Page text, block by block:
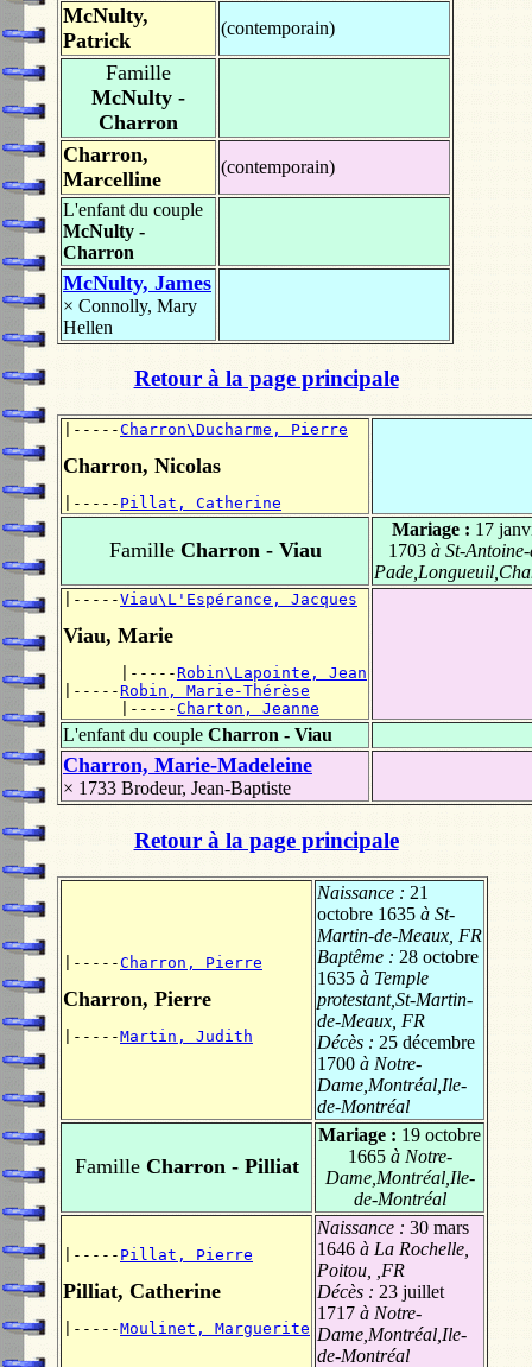
McNulty,
Patrick
(contemporain)
Famille
McNulty -
Charron
Charron,
Marcelline
(contemporain)
L'enfant du couple
McNulty -
Charron
McNulty, James
× Connolly, Mary
Hellen
Retour à la page principale
|-----Charron\Ducharme, Pierre
Charron, Nicolas
|----- Pillat, Catherine
FamilleCharron - Viau
Mariage : 17
1703 à St-
|-----Viau\L'Espérance, Jacques
Viau, Marie
      |-----
Robin\Lapointe, Jean
|-----Robin, Marie-Thérèse
      |-----
Charton, Jeanne
L'enfant du couple Charron - Viau
Charron, Marie-Madeleine
× 1733 Brodeur, Jean-Baptiste
Retour à la page principale
|-----Charron, Pierre
Charron, Pierre
|-----Martin, Judith
Naissance : 21
octobre 1635 à St-
Martin-de-Meaux, FR
Baptême : 28 octobre
1635 à Temple
protestant,St-Martin-
de-Meaux, FR
Décès : 25 décembre
1700 à Notre-
Dame,Montréal,Ile-
de-Montréal
FamilleCharron - Pilliat
Mariage : 19 octobre
1665à Notre-
Dame,Montréal,Ile-
de-Montréal
|----- Pillat, Pierre
Pilliat, Catherine
|-----Moulinet, Marguerite
Naissance : 30 mars
1646 à La Rochelle,
Poitou, ,FR
Décès : 23 juillet
1717 à Notre-
Dame,Montréal,Ile-
de-Montréal